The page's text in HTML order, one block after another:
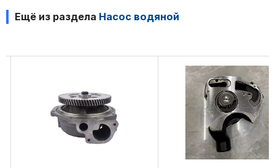
Ещё из раздела Насос водяной